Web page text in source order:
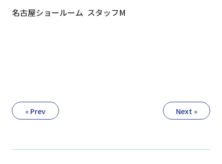
名古屋ショールーム スタッフM
« Prev Next »